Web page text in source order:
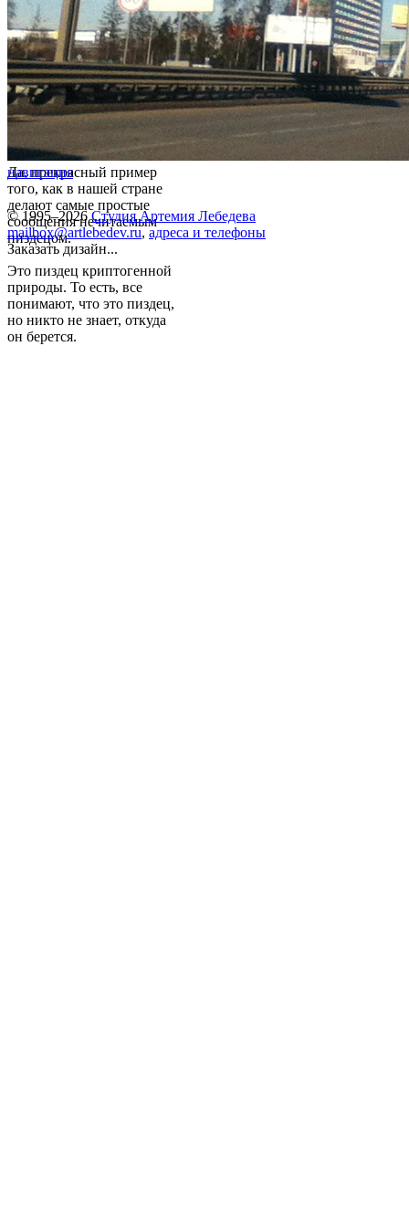
Да, прекрасный пример
того, как в нашей стране
делают самые простые
сообщения нечитаемым
пиздецом.
Это пиздец криптогенной
природы. То есть, все
понимают, что это пиздец,
но никто не знает, откуда
он берется.
навигация
© 1995–2026 Студия Артемия Лебедева
mailbox@artlebedev.ru, адреса и телефоны
Заказать дизайн...